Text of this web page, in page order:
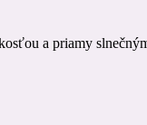
a priamy